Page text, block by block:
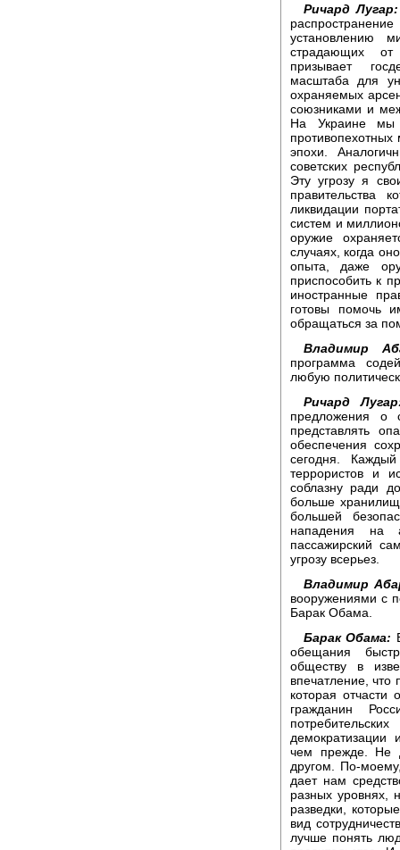
Ричард Лугар:
установлению
страдающих от
призывает
масштаба для
охраняемых
союзниками и
На Украине мы
противопехотных
эпохи.
советских
Эту угрозу я
правительства
ликвидации
систем и
оружие
случаях, когда
опыта, даже
приспособить к
иностранные
готовы помочь
обращаться за
Владимир
программа
любую
Ричард
предложения о
представлять
обеспечения
сегодня.
террористов и
соблазну ради
больше
большей
нападения на
пассажирский
угрозу всерьез.
Владимир
вооружениями с
Барак Обама.
Барак Обама:
обещания
обществу в
впечатление, что
которая отчасти
гражданин
демократизации
чем прежде. Не
другом. По-
дает нам
разных уровнях,
разведки,
вид
лучше понять